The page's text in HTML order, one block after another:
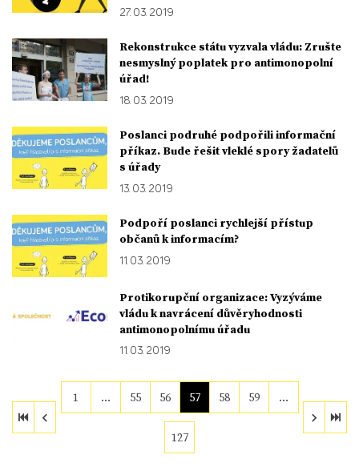
27. 03. 2019
Rekonstrukce státu vyzvala vládu: Zrušte
nesmyslný poplatek pro antimonopolní
úřad!
18. 03. 2019
Poslanci podruhé podpořili informační
příkaz. Bude řešit vleklé spory žadatelů
s úřady
13. 03. 2019
Podpoří poslanci rychlejší přístup
občanů k informacím?
11. 03. 2019
Protikorupční organizace: Vyzýváme
vládu k navrácení důvěryhodnosti
antimonopolnímu úřadu
11. 03. 2019
1 … 55 56 57 58 59 …
127